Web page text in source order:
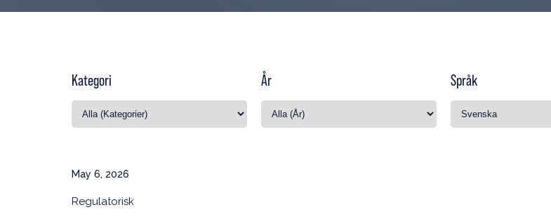
Kategori År Språk
May 6, 2026
Regulatorisk